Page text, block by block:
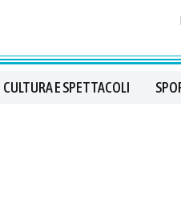
CULTURA E SPETTACOLI